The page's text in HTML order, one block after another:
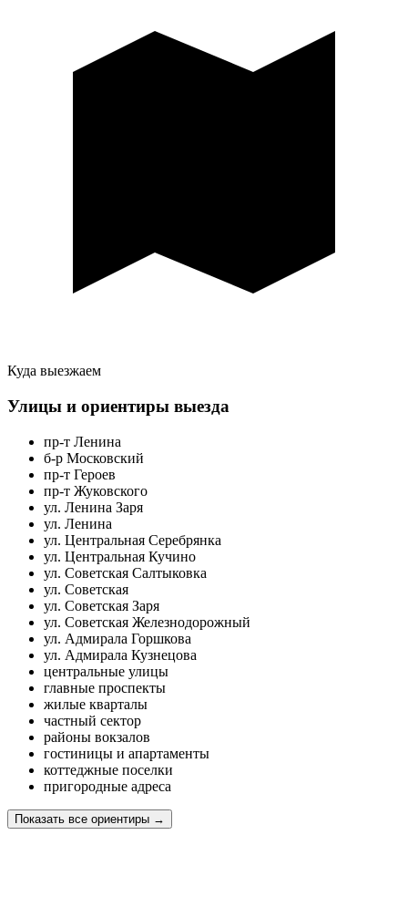
Куда выезжаем
Улицы и ориентиры выезда
пр-т Ленина
б-р Московский
пр-т Героев
пр-т Жуковского
ул. Ленина Заря
ул. Ленина
ул. Центральная Серебрянка
ул. Центральная Кучино
ул. Советская Салтыковка
ул. Советская
ул. Советская Заря
ул. Советская Железнодорожный
ул. Адмирала Горшкова
ул. Адмирала Кузнецова
центральные улицы
главные проспекты
жилые кварталы
частный сектор
районы вокзалов
гостиницы и апартаменты
коттеджные поселки
пригородные адреса
Показать все ориентиры →